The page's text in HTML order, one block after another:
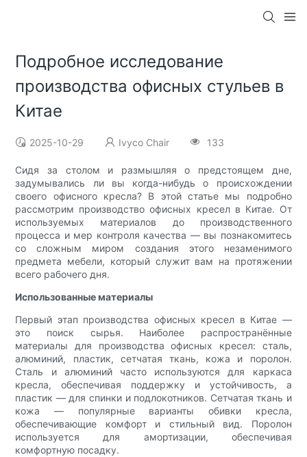
Подробное исследование
производства офисных стульев в
Китае
2025-10-29 Ivyco Chair 133
Сидя за столом и размышляя о предстоящем дне,
задумывались ли вы когда-нибудь о происхождении
своего офисного кресла? В этой статье мы подробно
рассмотрим производство офисных кресел в Китае. От
используемых материалов до производственного
процесса и мер контроля качества — вы познакомитесь
со сложным миром создания этого незаменимого
предмета мебели, который служит вам на протяжении
всего рабочего дня.
Использованные материалы
Первый этап производства офисных кресел в Китае —
это поиск сырья. Наиболее распространённые
материалы для производства офисных кресел: сталь,
алюминий, пластик, сетчатая ткань, кожа и поролон.
Сталь и алюминий часто используются для каркаса
кресла, обеспечивая поддержку и устойчивость, а
пластик — для спинки и подлокотников. Сетчатая ткань и
кожа — популярные варианты обивки кресла,
обеспечивающие комфорт и стильный вид. Поролон
используется для амортизации, обеспечивая
комфортную посадку.